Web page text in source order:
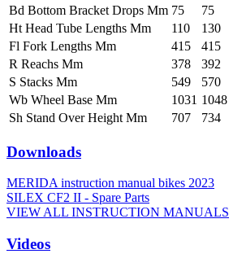
Bd Bottom Bracket Drops Mm 75 75
Ht Head Tube Lengths Mm
110 130
Fl Fork Lengths Mm
415 415
R Reachs Mm
378 392
S Stacks Mm
549 570
Wb Wheel Base Mm
1031 1048
Sh Stand Over Height Mm
707 734
Downloads
MERIDA instruction manual bikes 2023
SILEX CF2 II - Spare Parts
VIEW ALL INSTRUCTION MANUALS
Videos